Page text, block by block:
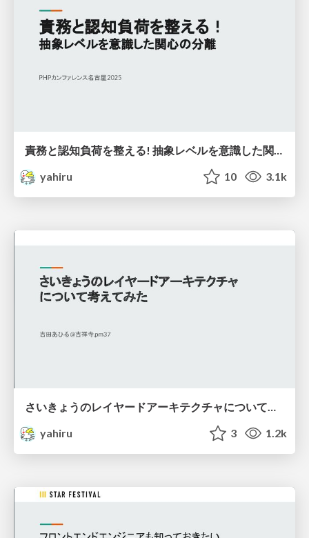
yahiru
10 3.1k
さいきょうのレイヤードアーキテクチャについて考えてみた
yahiru
3 1.2k